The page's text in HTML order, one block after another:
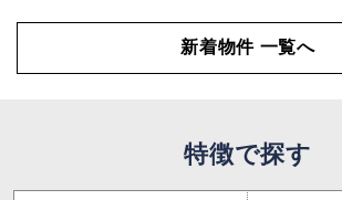
新着物件 一覧へ
特徴で探す